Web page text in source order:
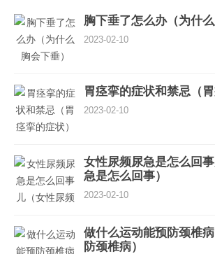
胸下垂了怎么办（为什么
2023-02-10
胃痉挛的症状和禁忌（胃
2023-02-10
女性尿频尿急是怎么回
急是怎么回事）
2023-02-10
做什么运动能预防颈椎
防颈椎病）